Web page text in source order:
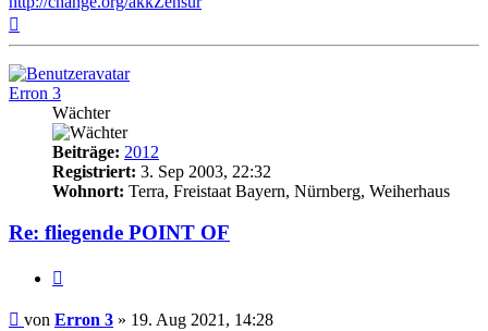
Erron 3
Wächter
Beiträge: 2012
Registriert: 3. Sep 2003, 22:32
Wohnort: Terra, Freistaat Bayern, Nürnberg, Weiherhaus
Re: fliegende POINT OF
Beitrag
von Erron 3 » 19. Aug 2021, 14:28